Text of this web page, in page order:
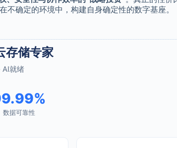
确定的环境中，构建自身确定性的数字基座。
存储专家
AI就绪
数据可靠性